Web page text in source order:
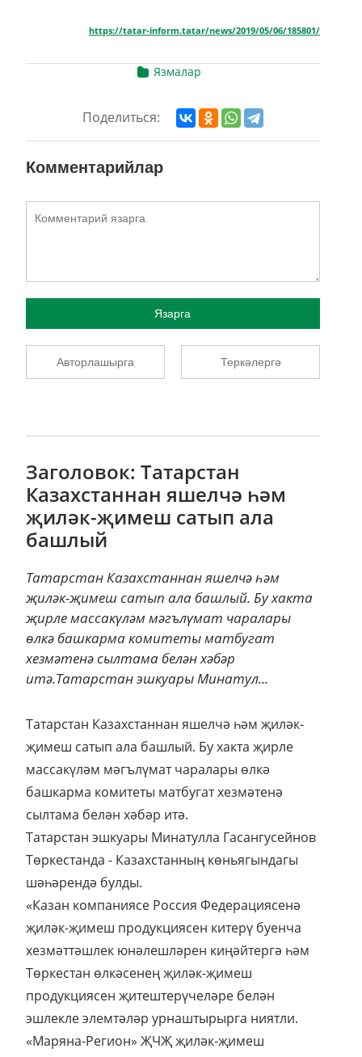
https://tatar-inform.tatar/news/2019/05/06/185801/
Язмалар
Поделиться:
Комментарийлар
Язарга
Авторлашырга Теркәлергә
Заголовок: Татарстан
Казахстаннан яшелчә һәм
җиләк-җимеш сатып ала
башлый
Татарстан Казахстаннан яшелчә һәм
җиләк-җимеш сатып ала башлый. Бу хакта
җирле массакүләм мәгълүмат чаралары
өлкә башкарма комитеты матбугат
хезмәтенә сылтама белән хәбәр
итә.Татарстан эшкуары Минатул...
Татарстан Казахстаннан яшелчә һәм җиләк-
җимеш сатып ала башлый. Бу хакта җирле
массакүләм мәгълүмат чаралары өлкә
башкарма комитеты матбугат хезмәтенә
сылтама белән хәбәр итә.
Татарстан эшкуары Минатулла Гасангусейнов
Төркестанда - Казахстанның көньягындагы
шәһәрендә булды.
«Казан компаниясе Россия Федерациясенә
җиләк-җимеш продукциясен китерү буенча
хезмәттәшлек юнәлешләрен киңәйтергә һәм
Төркестан өлкәсенең җиләк-җимеш
продукциясен җитештерүчеләре белән
эшлекле элемтәләр урнаштырырга ниятли.
«Маряна-Регион» ҖЧҖ җиләк-җимеш